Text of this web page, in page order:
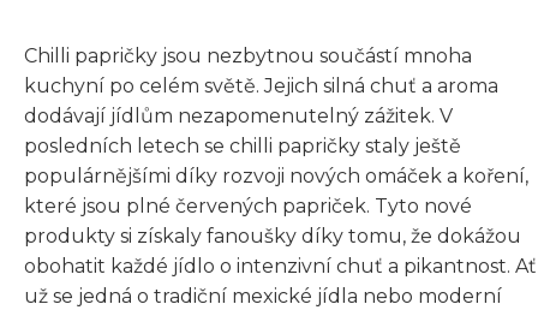
Chilli papričky jsou nezbytnou součástí mnoha
kuchyní po celém světě. Jejich silná chuť a aroma
dodávají jídlům nezapomenutelný zážitek. V
posledních letech se chilli papričky staly ještě
populárnějšími díky rozvoji nových omáček a koření,
které jsou plné červených papriček. Tyto nové
produkty si získaly fanoušky díky tomu, že dokážou
obohatit každé jídlo o intenzivní chuť a pikantnost. Ať
už se jedná o tradiční mexické jídla nebo moderní